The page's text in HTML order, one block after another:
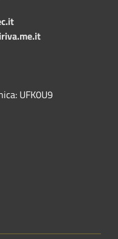
UFK0U9